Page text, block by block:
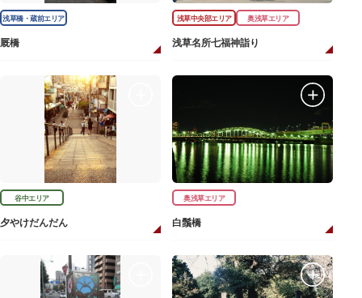
浅草橋・蔵前エリア
厩橋
浅草中央部エリア 奥浅草エリア
浅草名所七福神詣り
谷中エリア
夕やけだんだん
奥浅草エリア
白鬚橋